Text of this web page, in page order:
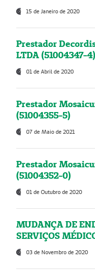
15 de Janeiro de 2020
Prestador
LTDA (51004347-4)
01 de Abril de 2020
Prestador
(51004355-5)
07 de Maio de 2021
Prestador
(51004352-0)
01 de Outubro de 2020
MUDANÇA DE
SERVIÇOS
03 de Novembro de 2020